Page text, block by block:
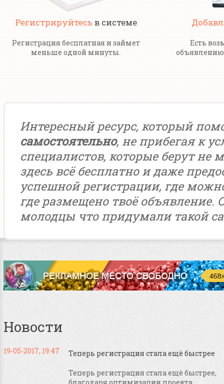
Регистрируйтесьв системе
Регистрация бесплатная и займет
меньше одной минуты.
Есть
Интересный ресурс, который
самостоятельно, не прибегая к
специалистов, которые берут не
здесь всё бесплатно и даже
успешной регистрации, где
где размещено твоё объявление.
молодцы что придумали такой
Новости
19-05-2017, 19:47 Теперь регистрация стала ещё быстрее
Теперь регистрация стала ещё быстрее,